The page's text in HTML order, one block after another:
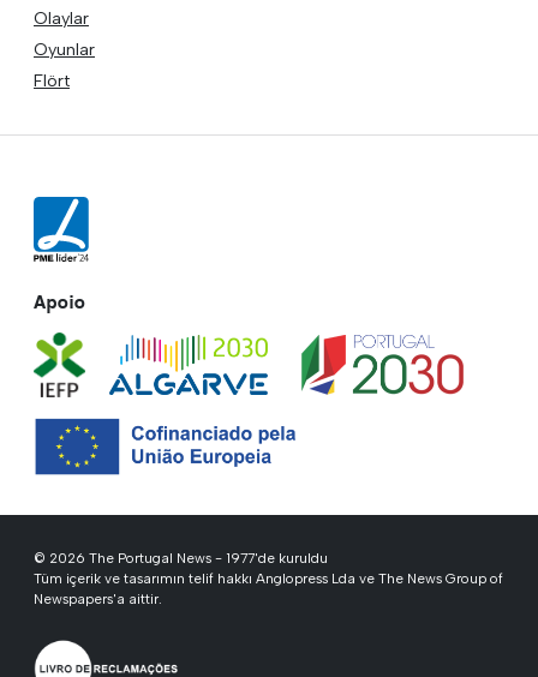
Olaylar
Oyunlar
Flört
Apoio
© 2026 The Portugal News - 1977'de kuruldu
Tüm içerik ve tasarımın telif hakkı Anglopress Lda ve The News Group of
Newspapers'a aittir.